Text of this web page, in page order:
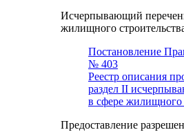
Исчерпывающий
жилищного
Постановление
№ 403
Реестр описания
раздел II
в сфере жилищного
Предоставление